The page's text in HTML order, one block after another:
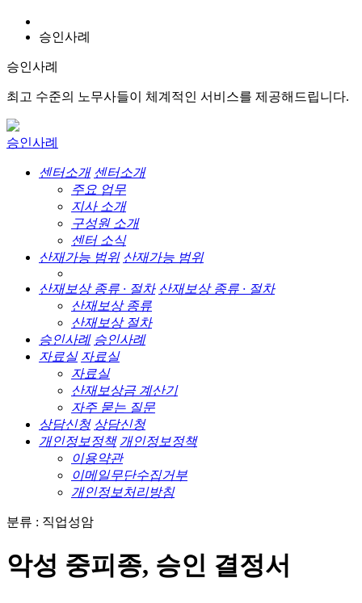
승인사례
승인사례
최고 수준의 노무사들이 체계적인 서비스를 제공해드립니다.
승인사례
센터소개 센터소개
주요 업무
지사 소개
구성원 소개
센터 소식
산재가능 범위 산재가능 범위
산재보상 종류 · 절차 산재보상 종류 · 절차
산재보상 종류
산재보상 절차
승인사례 승인사례
자료실 자료실
자료실
산재보상금 계산기
자주 묻는 질문
상담신청 상담신청
개인정보정책 개인정보정책
이용약관
이메일무단수집거부
개인정보처리방침
분류 : 직업성암
악성 중피종, 승인 결정서